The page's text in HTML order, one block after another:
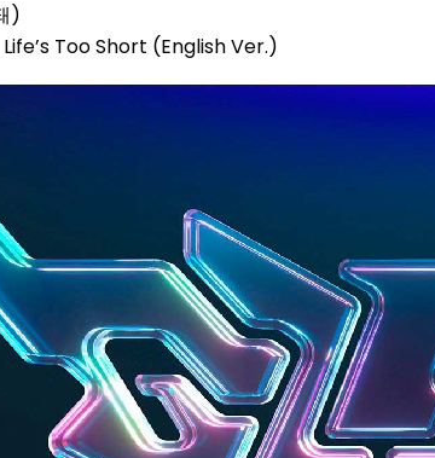
)
Too Short (English Ver.)